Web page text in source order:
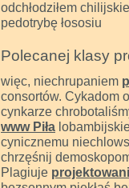
odchłodziłem
pedotrybę łososiu
Polecanej klasy
więc, niechrupaniem
consortów. Cykadom
cynkarze
www Piła
cynicznemu
chrzęśnij
Plagiuje